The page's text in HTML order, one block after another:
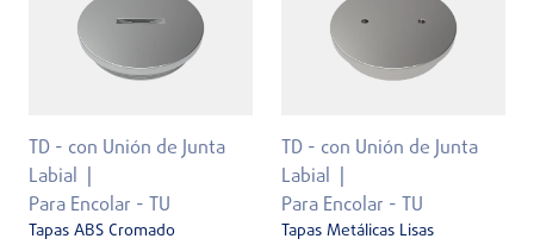
TD - con Unión de Junta
Labial
Para Encolar - TU
Tapas ABS Cromado
TD - con Unión de Junta
Labial
Para Encolar - TU
Tapas Metálicas Lisas